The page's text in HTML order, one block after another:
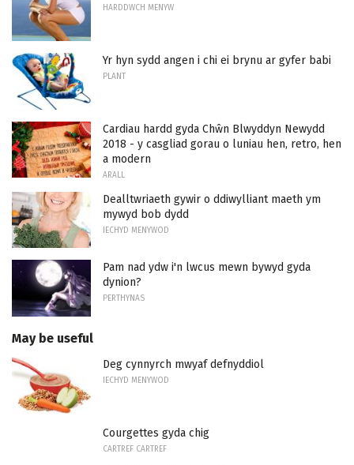
HARDDWCH MENYW
Yr hyn sydd angen i chi ei brynu ar gyfer babi
PLANT
Cardiau hardd gyda Chŵn Blwyddyn Newydd
2018 - y casgliad gorau o luniau hen, retro, hen
a modern
ARALL
Dealltwriaeth gywir o ddiwylliant maeth ym
mywyd bob dydd
IECHYD MENYWOD
Pam nad ydw i'n lwcus mewn bywyd gyda
dynion?
PERTHYNAS
May be useful
Deg cynnyrch mwyaf defnyddiol
IECHYD MENYWOD
Courgettes gyda chig
CARTREF CARTREF